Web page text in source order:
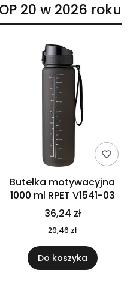
20 w 2026 roku
Butelka motywacyjna
1000 ml RPET V1541-03
36,24 zł
29,46 zł
Do koszyka